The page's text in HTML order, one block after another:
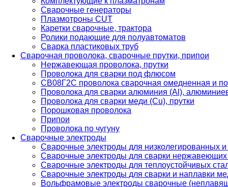
Сварочные генераторы
Плазмотроны CUT
Каретки сварочные, трактора
Ролики подающие для полуавтоматов
Сварка пластиковых труб
Сварочная проволока, сварочные прутки, припои
Нержавеющая проволока, прутки
Проволока для сварки под флюсом
СВ08Г2С проволока сварочная омедненная и
Проволока для сварки алюминия (Al),
Проволока для сварки меди (Cu), прутки
Порошковая проволока
Припои
Проволока по чугуну
Сварочные электроды
Сварочные электроды для низколегированных и
Сварочные электроды для сварки
Сварочные электроды для теплоустойчивых
Сварочные электроды для сварки и наплавки
Вольфрамовые электроды сварочные